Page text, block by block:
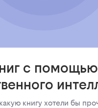
с помощью
книгу хотели бы